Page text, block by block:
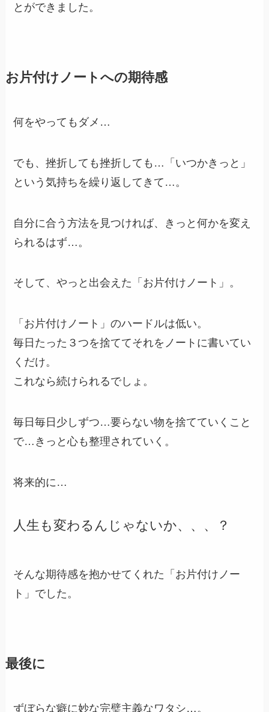
とができました。
お片付けノートへの期待感
何をやってもダメ…
でも、挫折しても挫折しても…「いつかきっと」
という気持ちを繰り返してきて…。
自分に合う方法を見つければ、きっと何かを変え
られるはず…。
そして、やっと出会えた「お片付けノート」。
「お片付けノート」のハードルは低い。
毎日たった３つを捨ててそれをノートに書いてい
くだけ。
これなら続けられるでしょ。
毎日毎日少しずつ…要らない物を捨てていくこと
で…きっと心も整理されていく。
将来的に…
人生も変わるんじゃないか、、、？
そんな期待感を抱かせてくれた「お片付けノー
ト」でした。
最後に
ずぼらな癖に妙な完璧主義なワタシ…。